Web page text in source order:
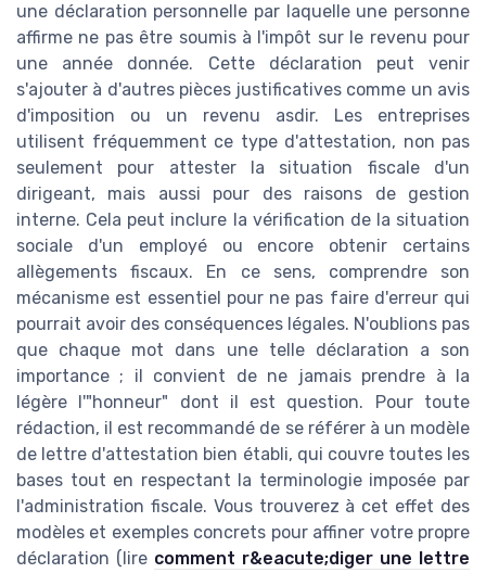
une déclaration personnelle par laquelle une personne
affirme ne pas être soumis à l'impôt sur le revenu pour
une année donnée. Cette déclaration peut venir
s'ajouter à d'autres pièces justificatives comme un avis
d'imposition ou un revenu asdir. Les entreprises
utilisent fréquemment ce type d'attestation, non pas
seulement pour attester la situation fiscale d'un
dirigeant, mais aussi pour des raisons de gestion
interne. Cela peut inclure la vérification de la situation
sociale d'un employé ou encore obtenir certains
allègements fiscaux. En ce sens, comprendre son
mécanisme est essentiel pour ne pas faire d'erreur qui
pourrait avoir des conséquences légales. N'oublions pas
que chaque mot dans une telle déclaration a son
importance ; il convient de ne jamais prendre à la
légère l'"honneur" dont il est question. Pour toute
rédaction, il est recommandé de se référer à un modèle
de lettre d'attestation bien établi, qui couvre toutes les
bases tout en respectant la terminologie imposée par
l'administration fiscale. Vous trouverez à cet effet des
modèles et exemples concrets pour affiner votre propre
déclaration (lire comment r&eacute;diger une lettre